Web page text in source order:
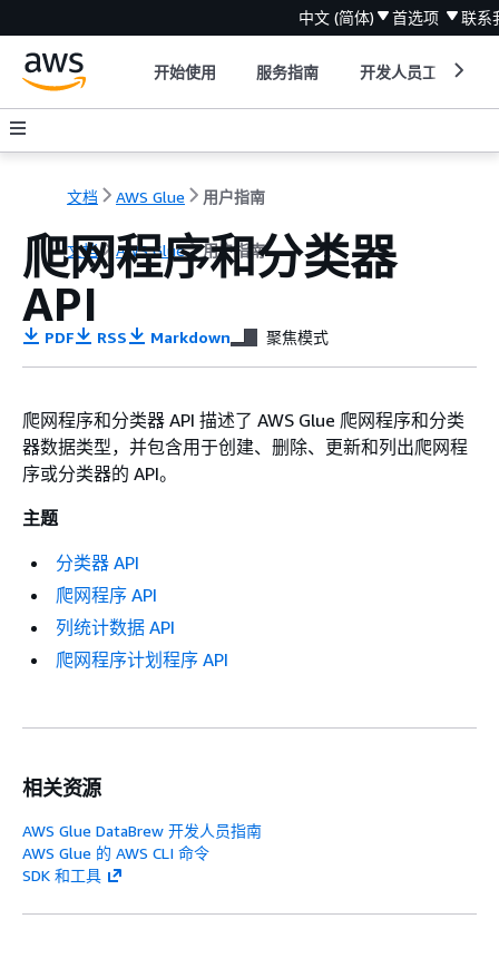
中文 (简体) 首选项 联系
开始使用 服务指南 开发人员工具
文档 AWS Glue 用户指南
文档 AWS Glue 用户指南
爬网程序和分类器
API
PDF RSS Markdown 聚焦模式
爬网程序和分类器 API 描述了 AWS Glue 爬网程序和分类
器数据类型，并包含用于创建、删除、更新和列出爬网程
序或分类器的 API。
主题
分类器 API
爬网程序 API
列统计数据 API
爬网程序计划程序 API
相关资源
AWS Glue DataBrew 开发人员指南
AWS Glue 的 AWS CLI 命令
SDK 和工具